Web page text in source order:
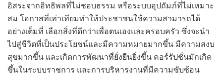
อิสระจากอิทธิพลที่ไม่ชอบธรรม หรือระบบอุปถัมภ์ที่ไม่เหมาะ
สม โอกาสที่เท่าเทียมทำให้ประชาชนใช้ความสามารถได้
อย่างเต็มที่ เลือกสิ่งที่ดีกว่าเพื่อตนเองและครอบครัว ซึ่งจะนำ
ไปสู่ชีวิตที่เป็นประโยชน์และมีความหมายมากขึ้น มีความสงบ
สุขมากขึ้น และเกิดการพัฒนาที่ยั่งยืนยิ่งขึ้น คอร์รัปชั่นมักเกิด
ขึ้นในระบบราชการ และการบริหารงานที่มีความซับซ้อน